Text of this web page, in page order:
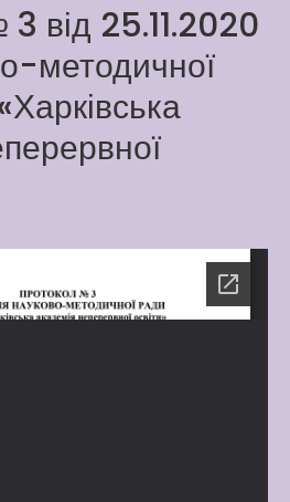
Latter match class
New Friends Everyday at
Kiddie
від 25.11.2020
методичної